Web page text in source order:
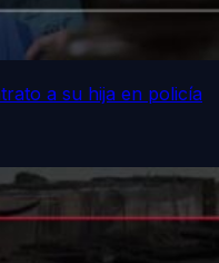
a su hija en policía